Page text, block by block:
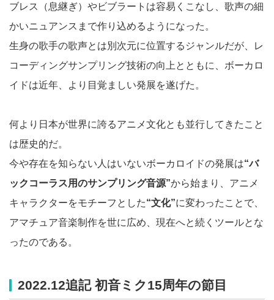
ブレス（息継ぎ）やビブラートは容易くこなし、歌声の細
かいニュアンスまで作り込めるようになった。
生身の歌手の歌声とは別次元に位置するジャンルだが、レ
コーディングサンプリング技術の向上とともに、ボーカロ
イドは近年、より目覚ましい発展を遂げた。
何より日本が世界に誇るアニメ文化とも並行してきたこと
は歴史的だ。
今や存在を知らない人はいないボーカロイドの発展は“バ
ックコーラス用のサンプリング音源”から始まり、アニメ
キャラクターをモチーフとした“文化”に変わったことで、
アマチュア音楽制作を世に広め、現在へと続くツールとな
ったのである。
2022.12追記 初音ミク15周年の節目